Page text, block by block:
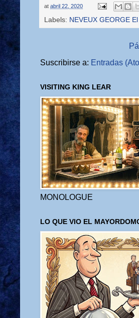
at abril 22, 2020
Labels: NEVEUX GEORGE
Suscribirse a: Entradas
VISITING KING LEAR
MONOLOGUE
LO QUE VIO EL